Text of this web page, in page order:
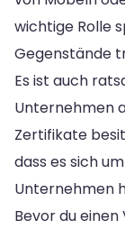
wichtige Rolle
Gegenstände
Es ist auch
Unternehmen
Zertifikate
dass es sich
Unternehmen
Bevor du